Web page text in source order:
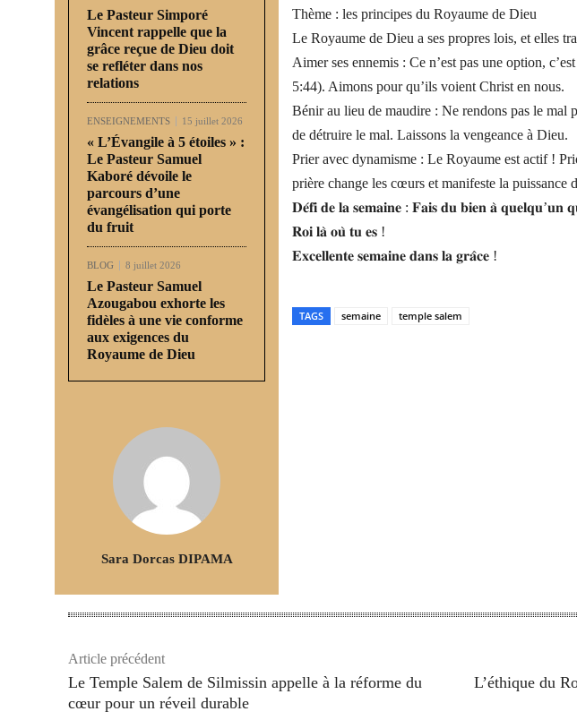
Le Pasteur Simporé
Vincent rappelle que la
grâce reçue de Dieu doit
se refléter dans nos
relations
ENSEIGNEMENTS 15 juillet 2026
« L’Évangile à 5 étoiles » :
Le Pasteur Samuel
Kaboré dévoile le
parcours d’une
évangélisation qui porte
du fruit
BLOG 8 juillet 2026
Le Pasteur Samuel
Azougabou exhorte les
fidèles à une vie conforme
aux exigences du
Royaume de Dieu
Sara Dorcas DIPAMA
Thème : les principes du Royaume de Dieu
Le Royaume de Dieu a ses propres lois, et elles
Aimer ses ennemis : Ce n’est pas une option,
5:44). Aimons pour qu’ils voient Christ en nous.
Bénir au lieu de maudire : Ne rendons pas le mal
de détruire le mal. Laissons la vengeance à Dieu.
Prier avec dynamisme : Le Royaume est actif !
prière change les cœurs et manifeste la puissance
𝐃𝐞́𝐟𝐢 𝐝𝐞 𝐥𝐚 𝐬𝐞𝐦𝐚𝐢𝐧𝐞 : 𝐅𝐚𝐢𝐬 𝐝𝐮 𝐛𝐢𝐞𝐧 𝐚̀ 𝐪𝐮𝐞𝐥𝐪𝐮’𝐮𝐧
𝐑𝐨𝐢 𝐥𝐚̀ 𝐨𝐮̀ 𝐭𝐮 𝐞𝐬 !
𝐄𝐱𝐜𝐞𝐥𝐥𝐞𝐧𝐭𝐞 𝐬𝐞𝐦𝐚𝐢𝐧𝐞 𝐝𝐚𝐧𝐬 𝐥𝐚 𝐠𝐫𝐚̂𝐜𝐞 !
TAGS semaine temple salem
Article précédent
Le Temple Salem de Silmissin appelle à la réforme du
cœur pour un réveil durable
L’éthique du